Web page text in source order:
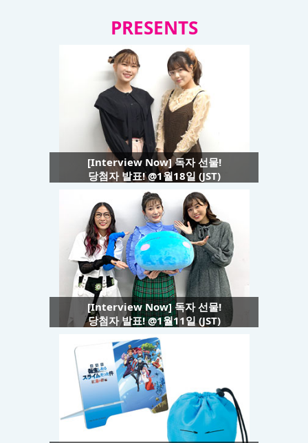
PRESENTS
[Interview Now] 독자 선물!
당첨자 발표! @1월18일 (JST)
[Interview Now] 독자 선물!
당첨자 발표! @1월11일 (JST)